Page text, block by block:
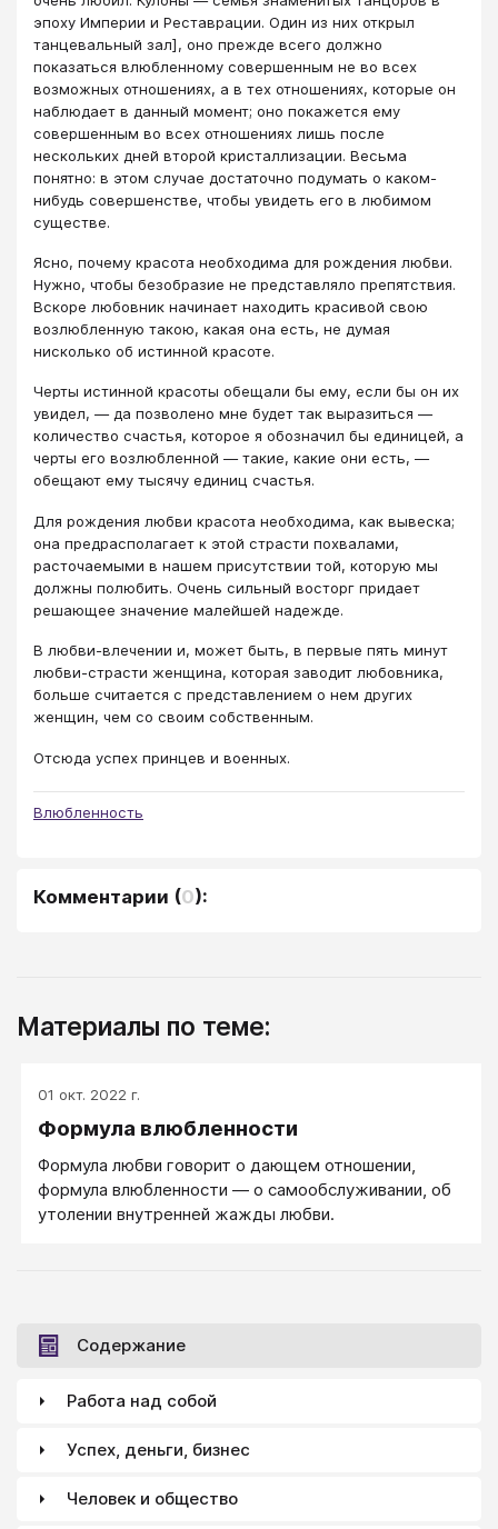
эпоху Империи и Реставрации. Один из них открыл
танцевальный зал], оно прежде всего должно
показаться влюбленному совершенным не во всех
возможных отношениях, а в тех отношениях, которые он
наблюдает в данный момент; оно покажется ему
совершенным во всех отношениях лишь после
нескольких дней второй кристаллизации. Весьма
понятно: в этом случае достаточно подумать о каком-
нибудь совершенстве, чтобы увидеть его в любимом
существе.
Ясно, почему красота необходима для рождения любви.
Нужно, чтобы безобразие не представляло препятствия.
Вскоре любовник начинает находить красивой свою
возлюбленную такою, какая она есть, не думая
нисколько об истинной красоте.
Черты истинной красоты обещали бы ему, если бы он их
увидел, — да позволено мне будет так выразиться —
количество счастья, которое я обозначил бы единицей, а
черты его возлюбленной — такие, какие они есть, —
обещают ему тысячу единиц счастья.
Для рождения любви красота необходима, как вывеска;
она предрасполагает к этой страсти похвалами,
расточаемыми в нашем присутствии той, которую мы
должны полюбить. Очень сильный восторг придает
решающее значение малейшей надежде.
В любви-влечении и, может быть, в первые пять минут
любви-страсти женщина, которая заводит любовника,
больше считается с представлением о нем других
женщин, чем со своим собственным.
Отсюда успех принцев и военных.
Влюбленность
Комментарии (0):
Материалы по теме:
01 окт. 2022 г.
Формула влюбленности
Формула любви говорит о дающем отношении,
формула влюбленности ― о самообслуживании, об
утолении внутренней жажды любви.
Содержание
Работа над собой
Успех, деньги, бизнес
Человек и общество